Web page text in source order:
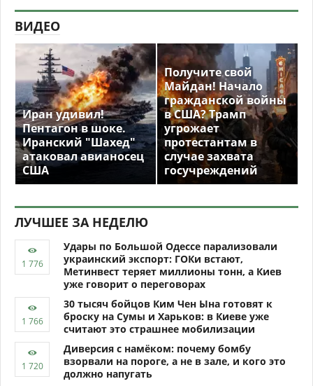
ВИДЕО
Иран удивил!
Пентагон в шоке.
Иранский "Шахед"
атаковал авианосец
США
Получите свой
Майдан! Начало
гражданской войны
в США? Трамп
угрожает
протестантам в
случае захвата
госучреждений
ЛУЧШЕЕ ЗА НЕДЕЛЮ
Удары по Большой Одессе парализовали
украинский экспорт: ГОКи встают,
Метинвест теряет миллионы тонн, а Киев
уже говорит о переговорах
30 тысяч бойцов Ким Чен Ына готовят к
броску на Сумы и Харьков: в Киеве уже
считают это страшнее мобилизации
Диверсия с намёком: почему бомбу
взорвали на пороге, а не в зале, и кого это
должно напугать